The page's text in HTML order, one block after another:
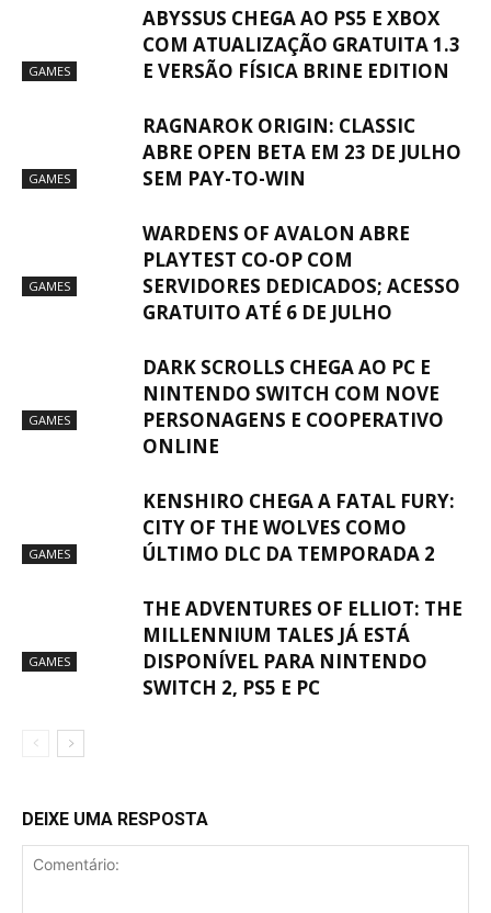
GAMES
ABYSSUS CHEGA AO PS5 E XBOX
COM ATUALIZAÇÃO GRATUITA 1.3
E VERSÃO FÍSICA BRINE EDITION
GAMES
RAGNAROK ORIGIN: CLASSIC
ABRE OPEN BETA EM 23 DE JULHO
SEM PAY-TO-WIN
GAMES
WARDENS OF AVALON ABRE
PLAYTEST CO-OP COM
SERVIDORES DEDICADOS; ACESSO
GRATUITO ATÉ 6 DE JULHO
GAMES
DARK SCROLLS CHEGA AO PC E
NINTENDO SWITCH COM NOVE
PERSONAGENS E COOPERATIVO
ONLINE
GAMES
KENSHIRO CHEGA A FATAL FURY:
CITY OF THE WOLVES COMO
ÚLTIMO DLC DA TEMPORADA 2
GAMES
THE ADVENTURES OF ELLIOT: THE
MILLENNIUM TALES JÁ ESTÁ
DISPONÍVEL PARA NINTENDO
SWITCH 2, PS5 E PC
DEIXE UMA RESPOSTA